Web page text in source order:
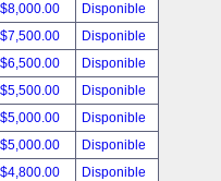
$8,000.00
Disponible
$7,500.00
Disponible
$6,500.00
Disponible
$5,500.00
Disponible
$5,000.00
Disponible
$5,000.00
Disponible
$4,800.00
Disponible